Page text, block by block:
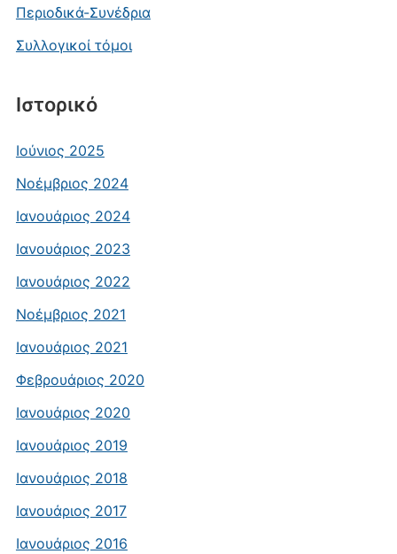
Περιοδικά-Συνέδρια
Συλλογικοί τόμοι
Ιστορικό
Ιούνιος 2025
Νοέμβριος 2024
Ιανουάριος 2024
Ιανουάριος 2023
Ιανουάριος 2022
Νοέμβριος 2021
Ιανουάριος 2021
Φεβρουάριος 2020
Ιανουάριος 2020
Ιανουάριος 2019
Ιανουάριος 2018
Ιανουάριος 2017
Ιανουάριος 2016